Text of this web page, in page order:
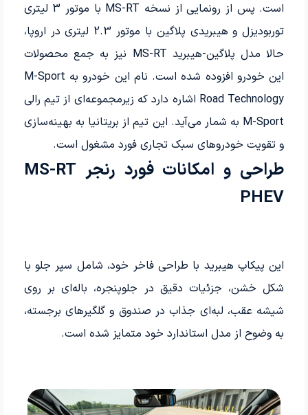
است. پس از رونمایی از نسخه MS-RT با موتور 3 لیتری
توربودیزل و هیبریدی پلاگین با موتور 2.3 لیتری در اروپا،
حالا مدل پلاگین-هیبرید MS-RT نیز به جمع محصولات
این خودرو افزوده شده است. نام این خودرو به M-Sport
Road Technology اشاره دارد که زیرمجموعه‌ای از تیم رالی
M-Sport به شمار می‌آید. این تیم از بریتانیا به بهینه‌سازی
و تقویت خودروهای سبک تجاری فورد مشغول است.
طراحی و امکانات فورد رنجر MS-RT
PHEV
این پیکاپ هیبرید با طراحی فاخر خود، شامل سپر جلو با
شکل خشن، جزئیات دقیق در جلوپنجره، باله‌ای بر روی
شیشه عقب، لبه‌ای جذاب در صندوق و گلگیرهای برجسته،
به وضوح از مدل استاندارد خود متمایز شده است.